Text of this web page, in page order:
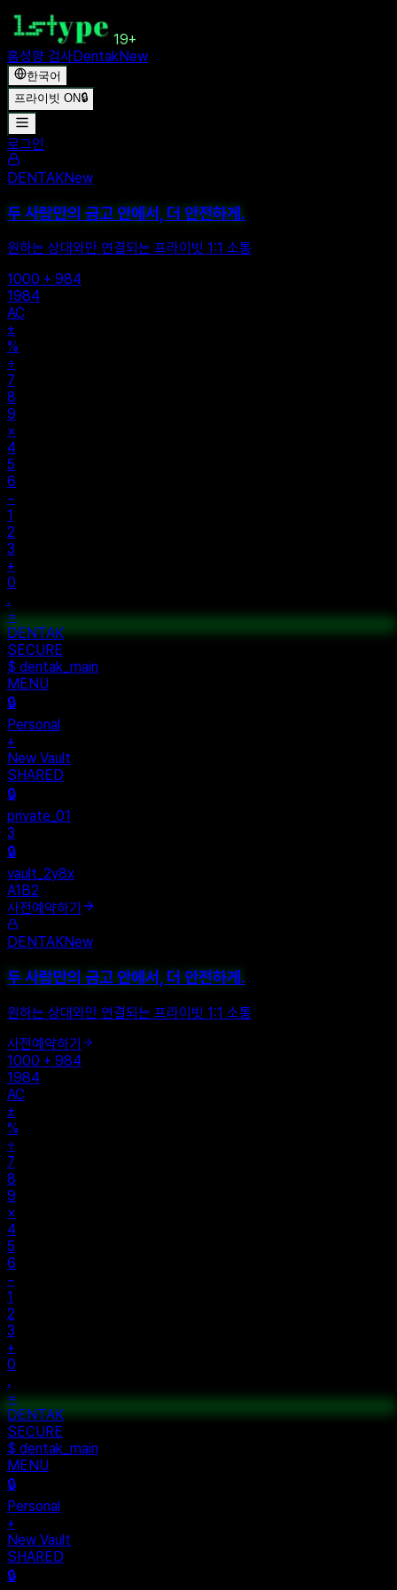
19+
홈성향 검사DentakNew
한국어
프라이빗 ON🔒
로그인
DENTAKNew
두 사람만의 금고 안에서, 더 안전하게.
원하는 상대와만 연결되는 프라이빗 1:1 소통
1000 + 984
1984
AC
±
%
÷
7
8
9
×
4
5
6
−
1
2
3
+
0
.
=
$ auth...
$ vault --ok
DENTAK
ACCESS OK
DENTAK
SECURE
$ dentak_main
MENU
🔒
Personal
+
New Vault
SHARED
🔒
private_01
3
🔒
vault_2y8x
사전예약하기
DENTAKNew
두 사람만의 금고 안에서, 더 안전하게.
원하는 상대와만 연결되는 프라이빗 1:1 소통
사전예약하기
1000 + 984
1984
AC
±
%
÷
7
8
9
×
4
5
6
−
1
2
3
+
0
.
=
$ auth...
$ vault --ok
DENTAK
ACCESS OK
DENTAK
SECURE
$ dentak_main